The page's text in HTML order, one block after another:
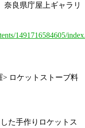
奈良県庁屋上ギャラリ
1491716584605/
> ロケットストーブ料
た手作りロケットス